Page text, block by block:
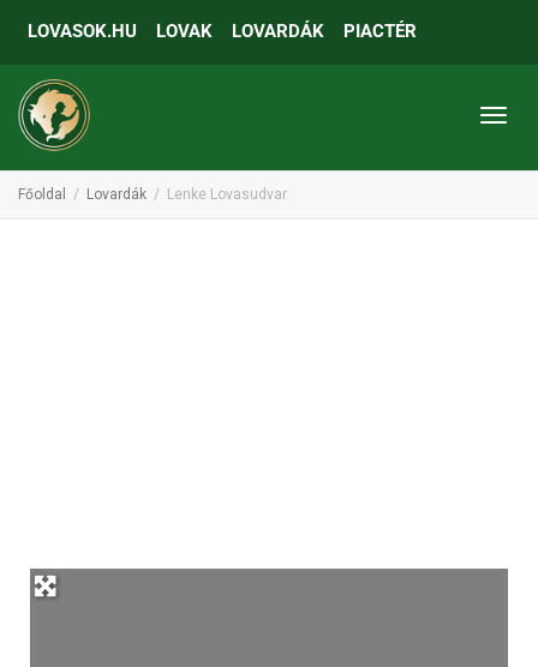
LOVASOK.HU LOVAK LOVARDÁK PIACTÉR
Főoldal Lovardák Lenke Lovasudvar